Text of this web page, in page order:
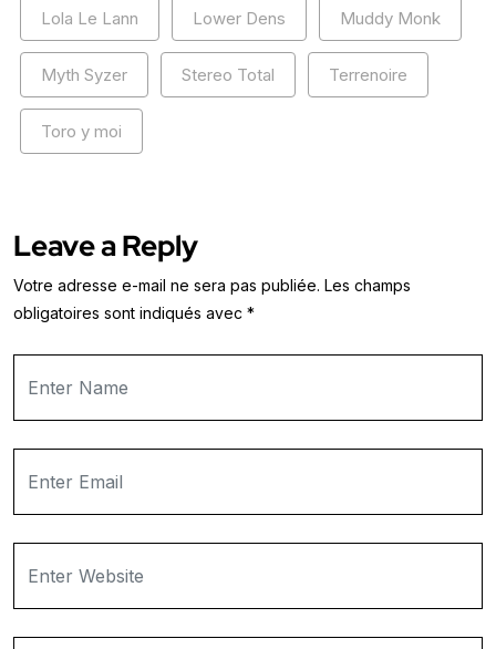
Lola Le Lann Lower Dens Muddy Monk
Myth Syzer Stereo Total Terrenoire
Toro y moi
Leave a Reply
Votre adresse e-mail ne sera pas publiée. Les champs
obligatoires sont indiqués avec *